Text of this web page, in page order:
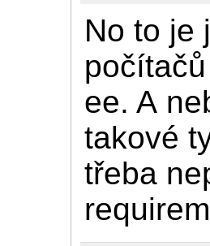
No to je
ee. A
takové
třeba